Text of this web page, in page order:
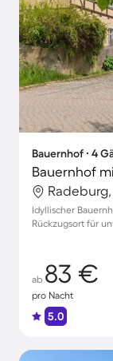
Bauernhof ∙ 4
Bauernhof
Idyllischer
Rückzugsort für
ab 83 €
pro Nacht
5.0